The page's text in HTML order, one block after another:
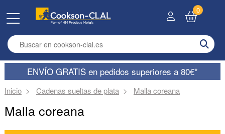
Enter search term
0
ENVÍO GRATIS en pedidos superiores a 80€*
Inicio Cadenas sueltas de plata Malla coreana
Malla coreana